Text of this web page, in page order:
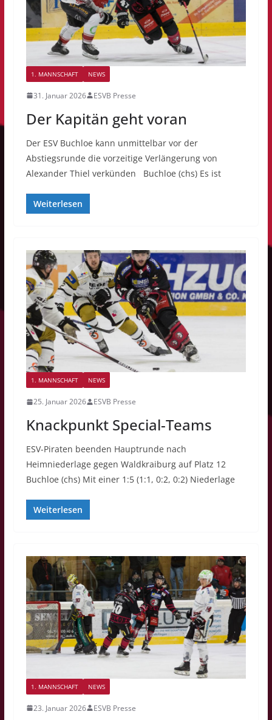
1. MANNSCHAFT NEWS
31. Januar 2026 ESVB Presse
Der Kapitän geht voran
Der ESV Buchloe kann unmittelbar vor der
Abstiegsrunde die vorzeitige Verlängerung von
Alexander Thiel verkünden Buchloe (chs) Es ist
Weiterlesen
1. MANNSCHAFT NEWS
25. Januar 2026 ESVB Presse
Knackpunkt Special-Teams
ESV-Piraten beenden Hauptrunde nach
Heimniederlage gegen Waldkraiburg auf Platz 12
Buchloe (chs) Mit einer 1:5 (1:1, 0:2, 0:2) Niederlage
Weiterlesen
1. MANNSCHAFT NEWS
23. Januar 2026 ESVB Presse